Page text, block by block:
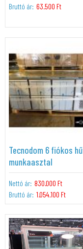
Bruttó ár: 63.500 Ft
Tecnodom 6 fiókos
munkaasztal
Nettó ár: 830.000 Ft
Bruttó ár: 1.054.100 Ft